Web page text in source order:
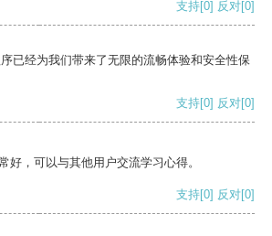
支持[0] 反对[0]
已经为我们带来了无限的流畅体验和安全性保
支持[0] 反对[0]
好，可以与其他用户交流学习心得。
支持[0] 反对[0]